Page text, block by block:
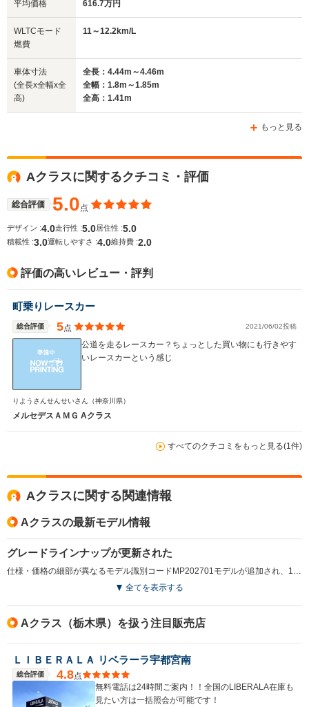
平均価格 616.7万円
WLTCモード
燃費
11～12.2km/L
車体寸法
(全長x全幅x全
高)
全長：4.44m～4.46m
全幅：1.8m～1.85m
全高：1.41m
もっと見る
Aクラスに関するクチコミ・評価
総合評価 5.0点
デザイン :4.0走行性 :5.0居住性 :5.0
積載性 :3.0運転しやすさ :4.0維持費 :2.0
評価の高いレビュー・評判
町乗りレースカー
総合評価 5点 2021/06/02投稿
公道を走るレースカー？ちょっとした買い物にも行きやす
いレースカーという感じ
りようさんせんせいさん （神奈川県）
メルセデスＡＭＧ Aクラス
すべてのクチコミをもっと見る(1件)
Aクラスに関する関連情報
Aクラスの最新モデル情報
グレードラインナップが更新された
仕様・価格の細部が異なるモデル識別コードMP202701モデルが追加され、19インチアルミホイールに変更されるなど、詳細な装備内容の見直しなどが行われている。（2026.6）
全てを表示する
Aクラス（栃木県）を扱う注目販売店
ＬＩＢＥＲＡＬＡ リベラーラ宇都宮南
総合評価 4.8点
無料電話は24時間ご案内！！全国のLIBERALA在庫も
見たい方は一括照会が可能です！